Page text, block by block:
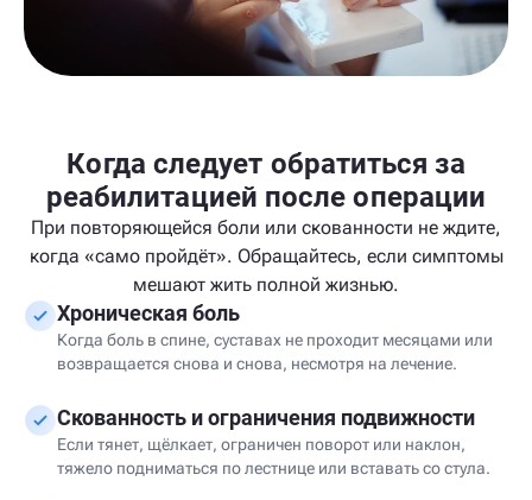
Когда следует обратиться за
реабилитацией после операции
При повторяющейся боли или скованности не ждите,
когда «само пройдёт». Обращайтесь, если симптомы
мешают жить полной жизнью.
Хроническая боль
Когда боль в спине, суставах не проходит месяцами или
возвращается снова и снова, несмотря на лечение.
Скованность и ограничения подвижности
Если тянет, щёлкает, ограничен поворот или наклон,
тяжело подниматься по лестнице или вставать со стула.